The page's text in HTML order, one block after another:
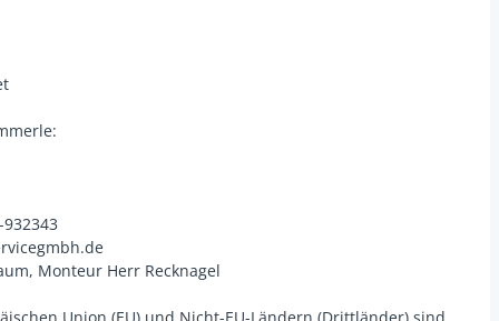
Monteur Herr Recknagel